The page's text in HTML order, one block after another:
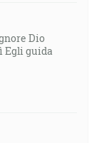
Dio
Egli guida